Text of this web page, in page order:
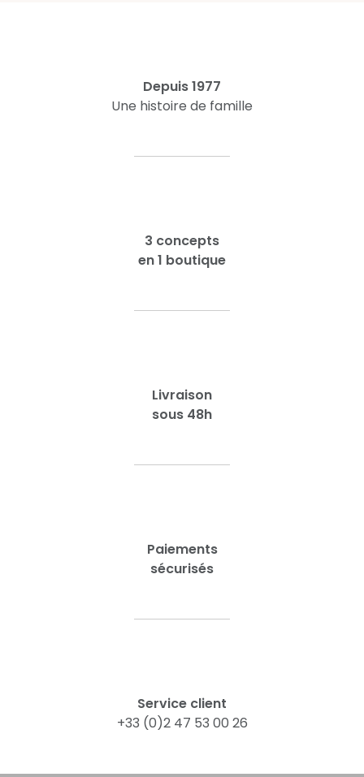
Depuis 1977
Une histoire de famille
3 concepts
en 1 boutique
Livraison
sous 48h
Paiements
sécurisés
Service client
+33 (0)2 47 53 00 26